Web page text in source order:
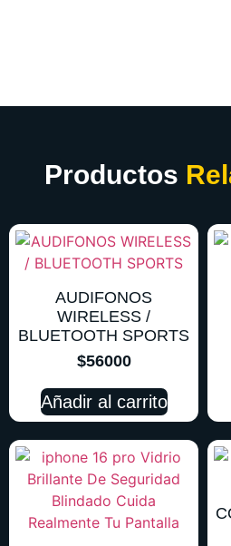
Productos
AUDIFONOS
WIRELESS /
BLUETOOTH SPORTS
$56000
Añadir al carrito